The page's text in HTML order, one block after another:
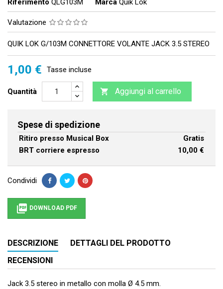
Riferimento QLG103M Marca Quik Lok
Valutazione
QUIK LOK G/103M CONNETTORE VOLANTE JACK 3.5 STEREO
1,00 € Tasse incluse
Quantità  Aggiungi al carrello
Spese di spedizione
Ritiro presso Musical Box
Gratis
BRT corriere espresso
10,00 €
Condividi
 DOWNLOAD PDF
DESCRIZIONE
DETTAGLI DEL PRODOTTO
RECENSIONI
Jack 3.5 stereo in metallo con molla Ø 4.5 mm.